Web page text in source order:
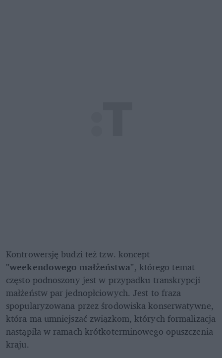
"weekendowego małżeństwa", którego temat
często podnoszony jest w przypadku transkrypcji
małżeństw par jednopłciowych. Jest to fraza
spopularyzowana przez środowiska konserwatywne,
która ma umniejszać związkom, których formalizacja
nastąpiła w ramach krótkoterminowego opuszczenia
kraju.